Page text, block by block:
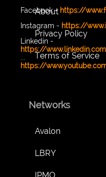
Facebook - https://
Instagram - https://
Linkedin -
https://
...
https://
About
Privacy Policy
Terms of Service
Networks
Avalon
LBRY